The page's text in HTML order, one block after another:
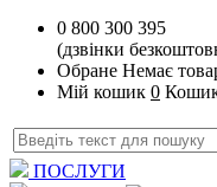
0 800 300 395
(дзвінки
Обране Немає
Мій кошик 0
ПОСЛУГИ